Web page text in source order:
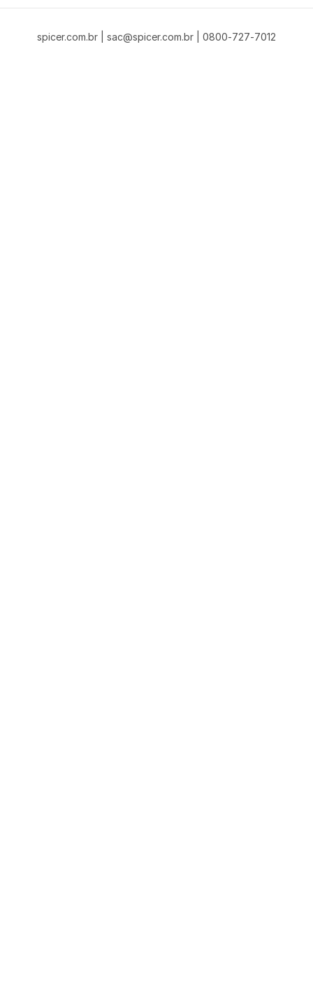
spicer.com.br | sac@spicer.com.br | 0800-727-7012